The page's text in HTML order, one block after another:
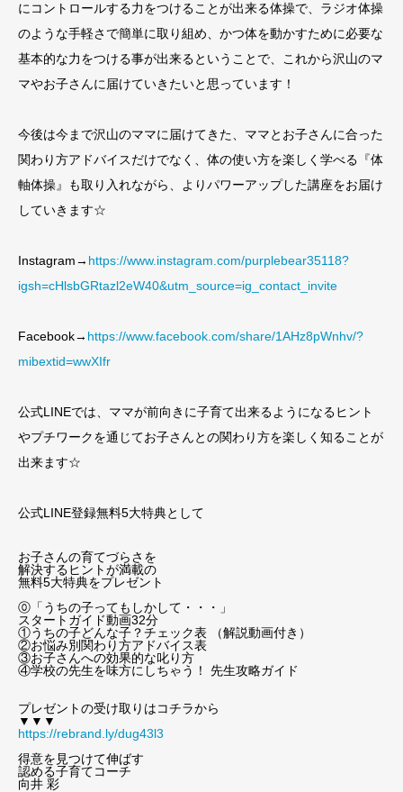
にコントロールする力をつけることが出来る体操で、ラジオ体操
のような手軽さで簡単に取り組め、かつ体を動かすために必要な
基本的な力をつける事が出来るということで、これから沢山のマ
マやお子さんに届けていきたいと思っています！
今後は今まで沢山のママに届けてきた、ママとお子さんに合った
関わり方アドバイスだけでなく、体の使い方を楽しく学べる『体
軸体操』も取り入れながら、よりパワーアップした講座をお届け
していきます☆
Instagram→ https://www.instagram.com/purplebear35118?
igsh=cHlsbGRtazl2eW40&utm_source=ig_contact_invite
Facebook→ https://www.facebook.com/share/1AHz8pWnhv/?
mibextid=wwXIfr
公式LINEでは、ママが前向きに子育て出来るようになるヒント
やプチワークを通じてお子さんとの関わり方を楽しく知ることが
出来ます☆
公式LINE登録無料5大特典として
お子さんの育てづらさを
解決するヒントが満載の
無料5大特典をプレゼント
⓪「うちの子ってもしかして・・・」
スタートガイド動画32分
①うちの子どんな子？チェック表 （解説動画付き）
②お悩み別関わり方アドバイス表
③お子さんへの効果的な叱り方
④学校の先生を味方にしちゃう！ 先生攻略ガイド
プレゼントの受け取りはコチラから
▼▼▼
https://rebrand.ly/dug43l3
得意を見つけて伸ばす
認める子育てコーチ
向井 彩